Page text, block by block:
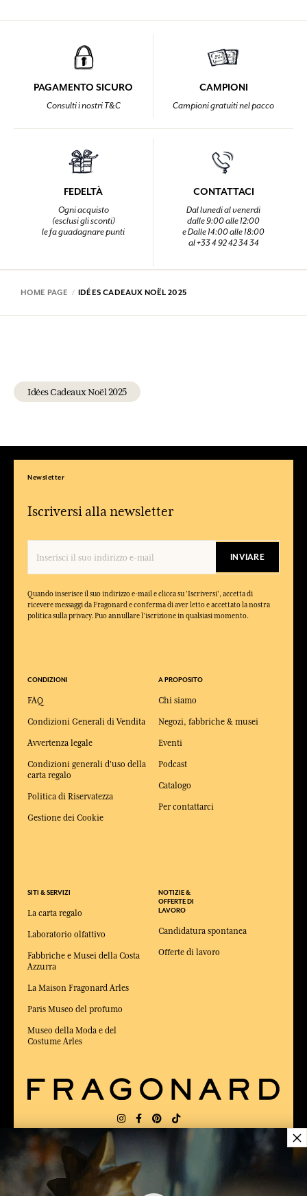
PAGAMENTO SICURO
Consulti i nostri T&C
CAMPIONI
Campioni gratuiti nel pacco
FEDELTÀ
Ogni acquisto
(esclusi gli sconti)
le fa guadagnare punti
CONTATTACI
Dal lunedi al venerdi
dalle 9:00 alle 12:00
e Dalle 14:00 alle 18:00
al +33 4 92 42 34 34
HOME PAGE IDÉES CADEAUX NOËL 2025
Idées Cadeaux Noël 2025
Newsletter
Iscriversi alla newsletter
INVIARE
Quando inserisce il suo indirizzo e-mail e clicca su 'Iscriversi', accetta di
ricevere messaggi da Fragonard e conferma di aver letto e accettato la nostra
politica sulla privacy. Puo annullare l'iscrizione in qualsiasi momento.
CONDIZIONI
FAQ
Condizioni Generali di Vendita
Avvertenza legale
Condizioni generali d'uso della
carta regalo
Politica di Riservatezza
Gestione dei Cookie
SITI & SERVIZI
La carta regalo
Laboratorio olfattivo
Fabbriche e Musei della Costa
Azzurra
La Maison Fragonard Arles
Paris Museo del profumo
Museo della Moda e del
Costume Arles
A PROPOSITO
Chi siamo
Negozi, fabbriche & musei
Eventi
Podcast
Catalogo
Per contattarci
NOTIZIE &
OFFERTE DI
LAVORO
Candidatura spontanea
Offerte di lavoro
CONSEGNA: FR
×